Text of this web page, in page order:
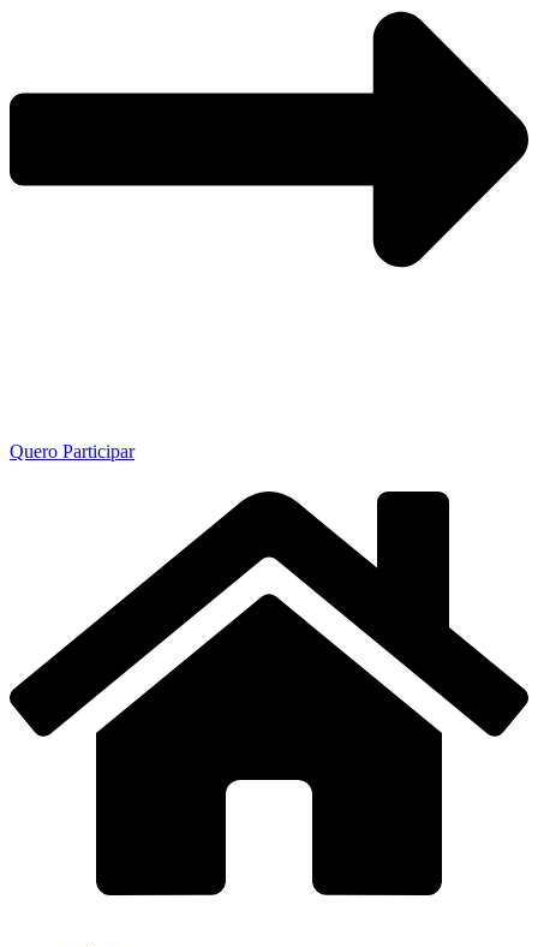
Quero Participar